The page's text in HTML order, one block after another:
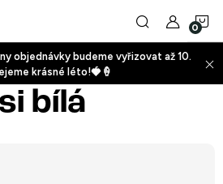
+
objednávky budeme vyřizovat až 10.
krásné léto!🍓🍦
bílá